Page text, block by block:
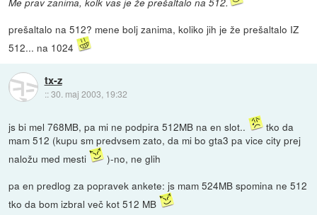
Me prav zanima, kolk vas je že prešaltalo na 512.
prešaltalo na 512? mene bolj zanima, koliko jih je že prešaltalo IZ
512... na 1024
tx-z
::30. maj 2003, 19:32
js bi mel 768MB, pa mi ne podpira 512MB na en slot..
tko da
mam 512 (kupu sm predvsem zato, da mi bo gta3 pa vice city prej
naložu med mesti
)-no, ne glih
pa en predlog za popravek ankete: js mam 524MB spomina ne 512
tko da bom izbral več kot 512 MB